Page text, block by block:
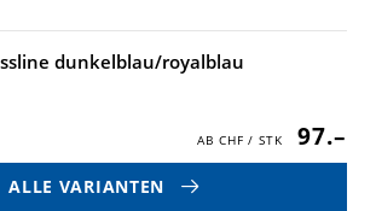
dunkelblau/royalblau
97.–
ALLE VARIANTEN